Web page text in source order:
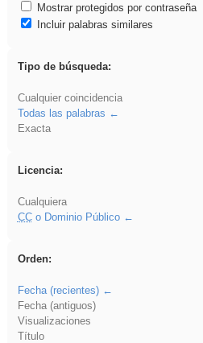
Mostrar protegidos por contraseña
Incluir palabras similares
Tipo de búsqueda:
Cualquier coincidencia
Todas las palabras
Exacta
Licencia:
Cualquiera
CCo Dominio Público
Orden:
Fecha (recientes)
Fecha (antiguos)
Visualizaciones
Título